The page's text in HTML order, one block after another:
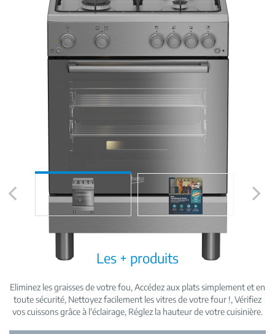
Les + produits
Eliminez les graisses de votre fou Accédez aux plats simplement et en
toute sécurité Nettoyez facilement les vitres de votre four ! Vérifiez
vos cuissons grâce à l'éclairage Réglez la hauteur de votre cuisinière